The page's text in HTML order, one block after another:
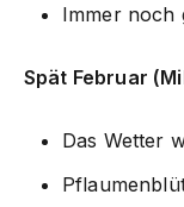
Immer noch
Spät Februar
Das Wetter